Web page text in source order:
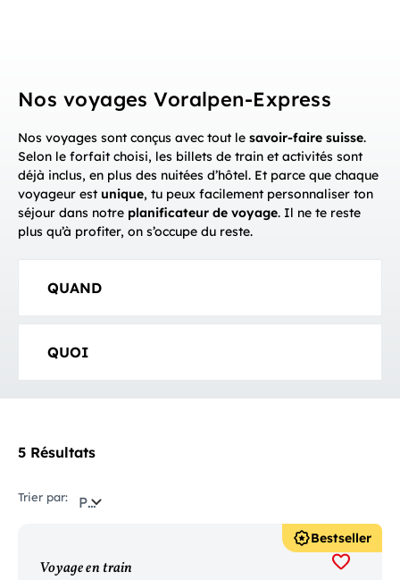
Nos voyages Voralpen-Express
Nos voyages sont conçus avec tout le savoir-faire suisse.
Selon le forfait choisi, les billets de train et activités sont
déjà inclus, en plus des nuitées d’hôtel. Et parce que chaque
voyageur est unique, tu peux facilement personnaliser ton
séjour dans notre planificateur de voyage. Il ne te reste
plus qu’à profiter, on s’occupe du reste.
QUAND
QUOI
5 Résultats
Trier par: Pertinence
Bestseller
Voyage en train